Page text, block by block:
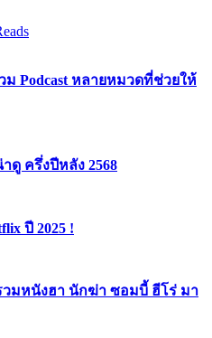
ม Podcast หลายหมวดที่ช่วยให้
ดู ครึ่งปีหลัง 2568
ปี 2025 !
วมหนังฮา นักฆ่า ซอมบี้ ฮีโร่ มา